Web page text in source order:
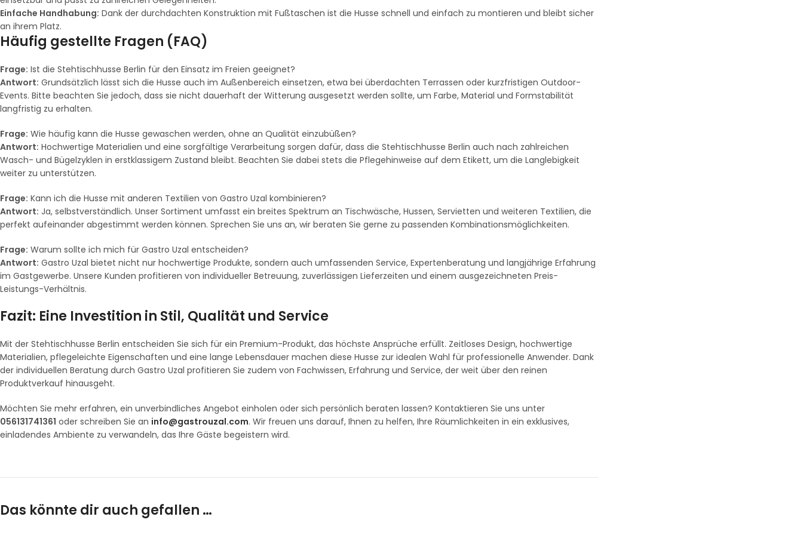
Einfache Handhabung: Dank der durchdachten Konstruktion mit Fußtaschen ist die Husse schnell und einfach zu montieren und bleibt sicher
an ihrem Platz.
Häufig gestellte Fragen (FAQ)
Frage: Ist die Stehtischhusse Berlin für den Einsatz im Freien geeignet?
Antwort: Grundsätzlich lässt sich die Husse auch im Außenbereich einsetzen, etwa bei überdachten Terrassen oder kurzfristigen Outdoor-
Events. Bitte beachten Sie jedoch, dass sie nicht dauerhaft der Witterung ausgesetzt werden sollte, um Farbe, Material und Formstabilität
langfristig zu erhalten.
Frage: Wie häufig kann die Husse gewaschen werden, ohne an Qualität einzubüßen?
Antwort: Hochwertige Materialien und eine sorgfältige Verarbeitung sorgen dafür, dass die Stehtischhusse Berlin auch nach zahlreichen
Wasch- und Bügelzyklen in erstklassigem Zustand bleibt. Beachten Sie dabei stets die Pflegehinweise auf dem Etikett, um die Langlebigkeit
weiter zu unterstützen.
Frage: Kann ich die Husse mit anderen Textilien von Gastro Uzal kombinieren?
Antwort: Ja, selbstverständlich. Unser Sortiment umfasst ein breites Spektrum an Tischwäsche, Hussen, Servietten und weiteren Textilien, die
perfekt aufeinander abgestimmt werden können. Sprechen Sie uns an, wir beraten Sie gerne zu passenden Kombinationsmöglichkeiten.
Frage: Warum sollte ich mich für Gastro Uzal entscheiden?
Antwort: Gastro Uzal bietet nicht nur hochwertige Produkte, sondern auch umfassenden Service, Expertenberatung und langjährige Erfahrung
im Gastgewerbe. Unsere Kunden profitieren von individueller Betreuung, zuverlässigen Lieferzeiten und einem ausgezeichneten Preis-
Leistungs-Verhältnis.
Fazit: Eine Investition in Stil, Qualität und Service
Mit der Stehtischhusse Berlin entscheiden Sie sich für ein Premium-Produkt, das höchste Ansprüche erfüllt. Zeitloses Design, hochwertige
Materialien, pflegeleichte Eigenschaften und eine lange Lebensdauer machen diese Husse zur idealen Wahl für professionelle Anwender. Dank
der individuellen Beratung durch Gastro Uzal profitieren Sie zudem von Fachwissen, Erfahrung und Service, der weit über den reinen
Produktverkauf hinausgeht.
Möchten Sie mehr erfahren, ein unverbindliches Angebot einholen oder sich persönlich beraten lassen? Kontaktieren Sie uns unter
056131741361 oder schreiben Sie an info@gastrouzal.com. Wir freuen uns darauf, Ihnen zu helfen, Ihre Räumlichkeiten in ein exklusives,
einladendes Ambiente zu verwandeln, das Ihre Gäste begeistern wird.
Das könnte dir auch gefallen …